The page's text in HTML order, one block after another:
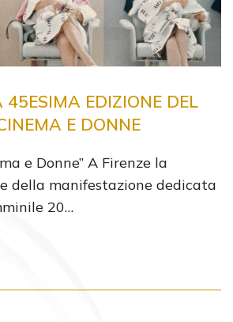
45ESIMA EDIZIONE DEL
E DONNE
e Donne” A Firenze la
della manifestazione dedicata
20…